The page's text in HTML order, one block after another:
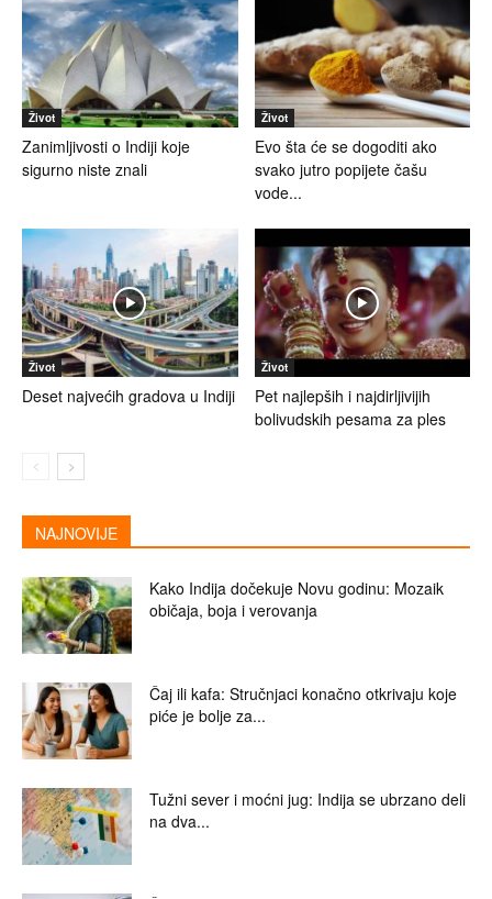
Život
Zanimljivosti o Indiji koje
sigurno niste znali
Život
Evo šta će se dogoditi ako
svako jutro popijete čašu
vode...
Život
Deset najvećih gradova u Indiji
Život
Pet najlepših i najdirljivijih
bolivudskih pesama za ples
NAJNOVIJE
Kako Indija dočekuje Novu godinu: Mozaik
običaja, boja i verovanja
Čaj ili kafa: Stručnjaci konačno otkrivaju koje
piće je bolje za...
Tužni sever i moćni jug: Indija se ubrzano deli
na dva...